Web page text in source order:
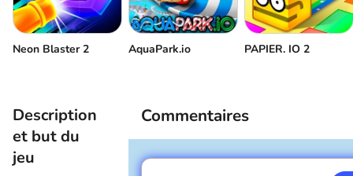
Réinitialiser la voiture
Neon Blaster 2 AquaPark.io PAPIER. IO 2
Description
et but du
jeu
Commentaires